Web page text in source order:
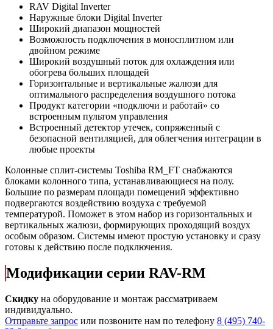
RAV Digital Inverter
Наружные блоки Digital Inverter
Широкий диапазон мощностей
Возможность подключения в моносплитном или
двойном режиме
Широкий воздушный поток для охлаждения или
обогрева больших площадей
Горизонтальные и вертикальные жалюзи для
оптимального распределения воздушного потока
Продукт категории «подключи и работай» со
встроенным пультом управления
Встроенный детектор утечек, сопряженный с
безопасной вентиляцией, для облегчения интеграции в
любые проекты
Колонные сплит-системы Toshiba RM_FT снабжаются
блоками колонного типа, устанавливающиеся на полу.
Большие по размерам площади помещений эффективно
подвергаются воздействию воздуха с требуемой
температурой. Поможет в этом набор из горизонтальных и
вертикальных жалюзи, формирующих проходящий воздух
особым образом. Системы имеют простую установку и сразу
готовы к действию после подключения.
Модификации серии RAV-RM
Скидку на оборудование и монтаж рассматриваем
индивидуально.
Отправьте запрос или позвоните нам по телефону 8 (495) 740-